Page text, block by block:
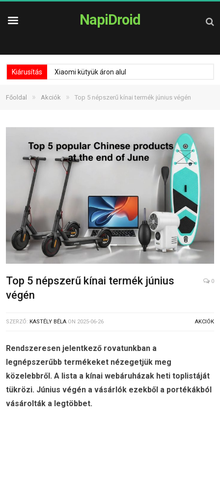
NapiDroid
Kiárusítás Xiaomi kütyük áron alul
Főoldal » Akciók » Top 5 népszerű kínai termék június végén
Top 5 népszerű kínai termék június
végén
0
SZERZŐ: KASTÉLY BÉLA ON 2025-06-26 AKCIÓK
Rendszeresen jelentkező rovatunkban a
legnépszerűbb termékeket nézegetjük meg
közelebbről. A lista a kínai webáruházak heti toplistáját
tükrözi. Június végén a vásárlók ezekből a portékákból
vásárolták a legtöbbet.